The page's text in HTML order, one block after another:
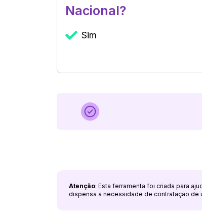
Nacional?
Sim
Atenção: Esta ferramenta foi criada para
dispensa a necessidade de contratação de